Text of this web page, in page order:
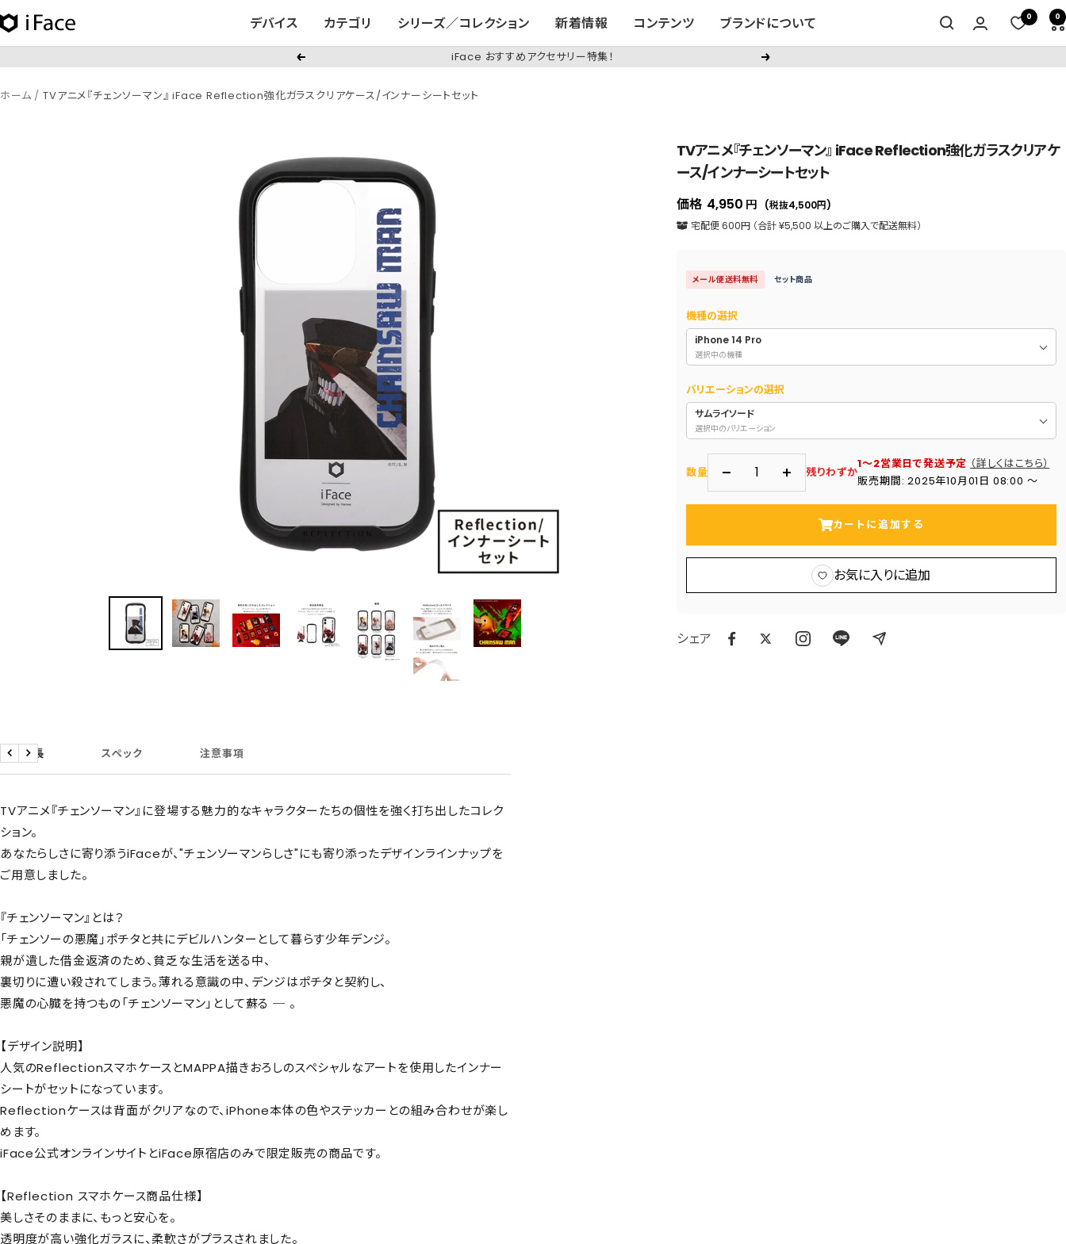
コ
ン
ツ
デバイス カテゴリ シリーズ／コレクション 新着情報 コンテンツ ブランドについて
iFace
日
本
公
0 0
戻
iFace おすすめアクセサリー特集！
次
ホーム TVアニメ『チェンソーマン』 iFace Reflection強化ガラスクリアケース/インナーシートセット
TVアニメ『チェンソーマン』 iFace Reflection強化ガラスクリアケ
ース/インナーシートセット
価格 セ
ー
価
格
4,950 円 (税抜4,500円)
宅配便 600円 （合計 ¥5,500 以上のご購入で配送無料）
メール便送料無料 セット商品
機種の選択
iPhone 14 Pro
選択中の機種
バリエーションの選択
サムライソード
選択中のバリエーション
数量
量
減
す
数
量
増
す
残りわずか
1～2営業日で発送予定 （詳しくはこちら）
販売期間: 2025年10月01日 08:00 〜
カートに追加する
お気に入りに追加
シェア
商品特長 スペック 注意事項
戻 次
TVアニメ『チェンソーマン』に登場する魅力的なキャラクターたちの個性を強く打ち出したコレク
ション。
あなたらしさに寄り添うiFaceが、"チェンソーマンらしさ"にも寄り添ったデザインラインナップを
ご用意しました。
『チェンソーマン』とは？
「チェンソーの悪魔」ポチタと共にデビルハンターとして暮らす少年デンジ。
親が遺した借金返済のため、貧乏な生活を送る中、
裏切りに遭い殺されてしまう。薄れる意識の中、デンジはポチタと契約し、
悪魔の心臓を持つもの「チェンソーマン」として蘇る ─ 。
【デザイン説明】
人気のReflectionスマホケースとMAPPA描きおろしのスペシャルなアートを使用したインナー
シートがセットになっています。
Reflectionケースは背面がクリアなので、iPhone本体の色やステッカーとの組み合わせが楽し
めます。
iFace公式オンラインサイトとiFace原宿店のみで限定販売の商品です。
【Reflection スマホケース商品仕様】
美しさそのままに、もっと安心を。
透明度が高い強化ガラスに、柔軟さがプラスされました。